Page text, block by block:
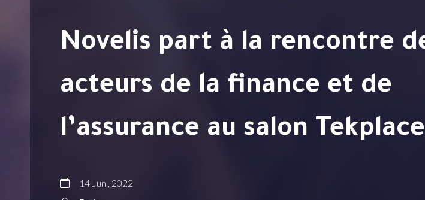
Novelis part à la rencontre des
acteurs de la finance et de
l’assurance au salon Tekplace
14 Jun , 2022